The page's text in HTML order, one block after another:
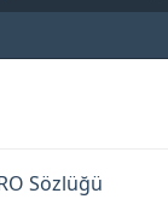
Sözlüğü